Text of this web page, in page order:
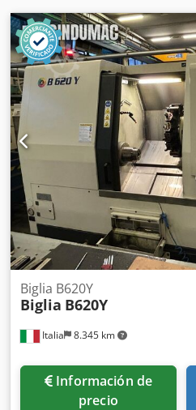
INTERVENCIONES: Reemplazo
principal Csdpfewari Rex
del contrahusillo Reemplazo de
del motor Reemplazo del freno
Reemplazo del tornillo del eje
Reemplazo de la caja del motor
ventilador motorizado
de los filtros oleohidráulicos
hidráulicos Reemplazo del
sellos cerámicos Revisión del
Revisión del accionamiento
baterías Reemplazo de las
panel de control Reemplazo
Reemplazo de la correa del
cinta transportadora de piezas.
Italia 8.345 km
Biglia B620Y
Biglia B620Y
Información de
precio